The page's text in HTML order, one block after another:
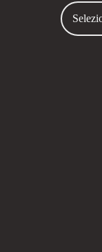
Seleziona
una
categoria